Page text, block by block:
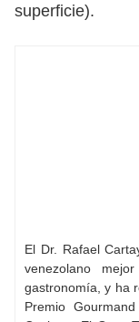
superficie).
El Dr. Rafael
venezolano
gastronomía, y ha
Premio